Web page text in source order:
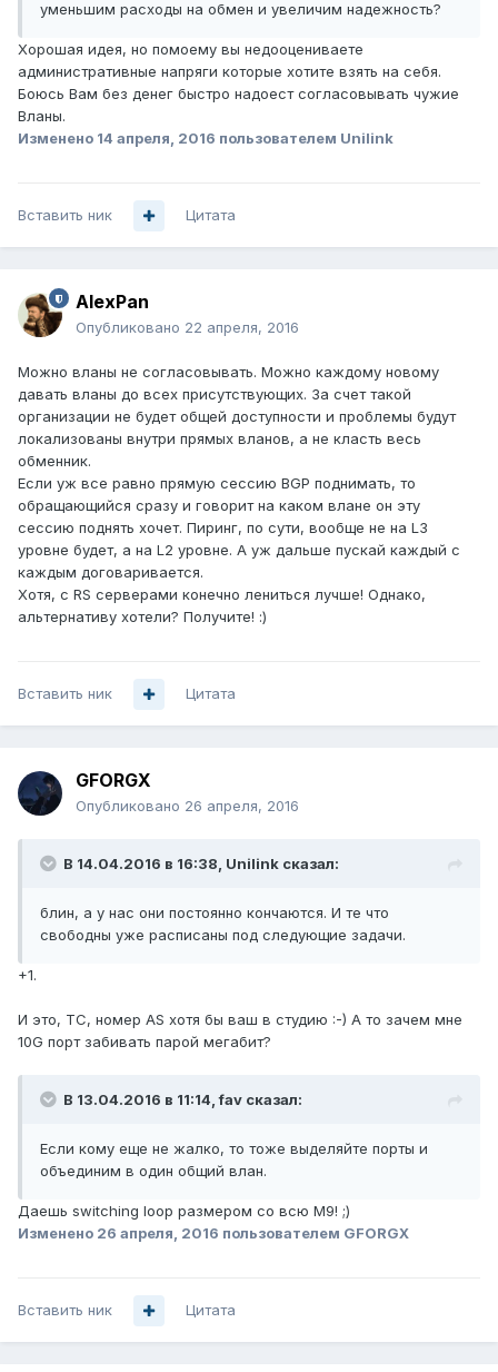
уменьшим расходы на обмен и увеличим надежность?
Хорошая идея, но помоему вы недооцениваете
административные напряги которые хотите взять на себя.
Боюсь Вам без денег быстро надоест согласовывать чужие
Вланы.
Изменено 14 апреля, 2016 пользователем Unilink
Вставить ник Цитата
AlexPan
Опубликовано 22 апреля, 2016
Можно вланы не согласовывать. Можно каждому новому
давать вланы до всех присутствующих. За счет такой
организации не будет общей доступности и проблемы будут
локализованы внутри прямых вланов, а не класть весь
обменник.
Если уж все равно прямую сессию BGP поднимать, то
обращающийся сразу и говорит на каком влане он эту
сессию поднять хочет. Пиринг, по сути, вообще не на L3
уровне будет, а на L2 уровне. А уж дальше пускай каждый с
каждым договаривается.
Хотя, с RS серверами конечно лениться лучше! Однако,
альтернативу хотели? Получите! :)
Вставить ник Цитата
GFORGX
Опубликовано 26 апреля, 2016
В 14.04.2016 в 16:38, Unilink сказал:
блин, а у нас они постоянно кончаются. И те что
свободны уже расписаны под следующие задачи.
+1.
И это, ТС, номер AS хотя бы ваш в студию :-) А то зачем мне
10G порт забивать парой мегабит?
В 13.04.2016 в 11:14, fav сказал:
Если кому еще не жалко, то тоже выделяйте порты и
объединим в один общий влан.
Даешь switching loop размером со всю М9! ;)
Изменено 26 апреля, 2016 пользователем GFORGX
Вставить ник Цитата